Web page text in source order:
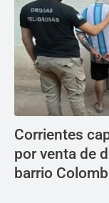
Corrientes
por venta de
barrio